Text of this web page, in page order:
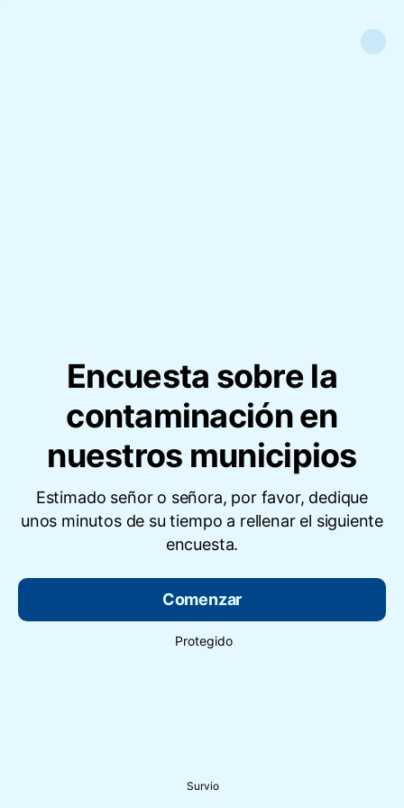
Encuesta sobre la
contaminación en
nuestros municipios
Estimado señor o señora, por favor, dedique
unos minutos de su tiempo a rellenar el siguiente
encuesta.
Comenzar
Protegido
Survio